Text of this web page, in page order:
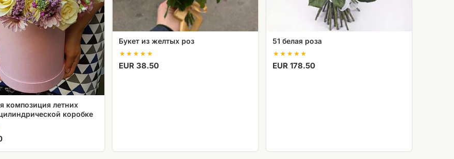
композиция летних
коробке
Букет из желтых роз
EUR 38.50
51 белая роза
EUR 178.50